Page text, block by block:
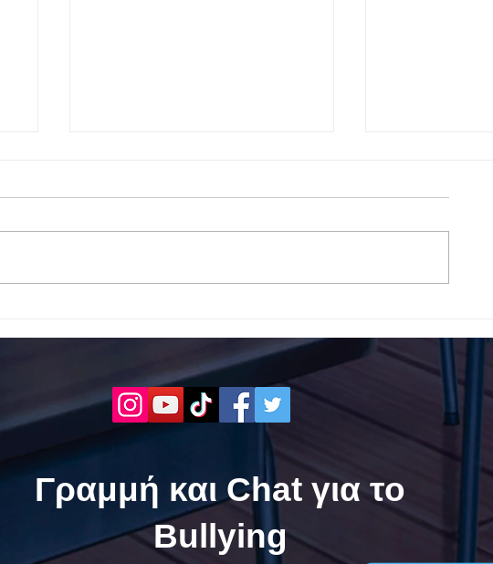
Τώρα. Με σύνθημα "Μίλα
Τώρα" όλα τα σχολεία της
Ελλάδας ενώνουν τις
δυνάμεις τους ενάντια στο
| Μίλα Τώρα.
"Μίλα Τώρα"
της Ελλάδας
δυνάμεις
Bullying
Γραμμή και Chat για το
Bullying